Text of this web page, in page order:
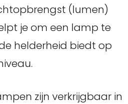
(lumen)
je om een lamp te
helderheid biedt op
zijn verkrijgbaar in